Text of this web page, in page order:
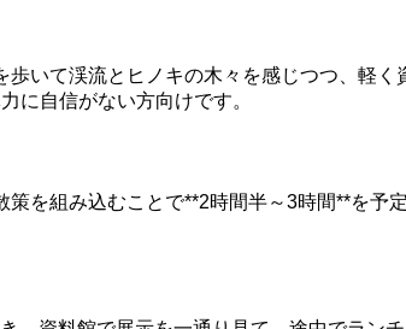
いて渓流とヒノキの木々を感じつつ、軽
に自信がない方向けです。
を組み込むことで**2時間半～3時間**を予